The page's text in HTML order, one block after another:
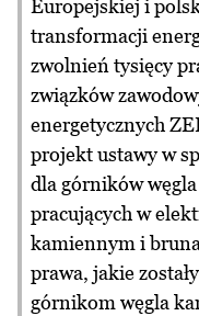
Europejskiej i
transformacji
zwolnień tysięcy
związków
energetycznych
projekt ustawy w
dla górników
pracujących w
kamiennym i
prawa, jakie
górnikom węgla